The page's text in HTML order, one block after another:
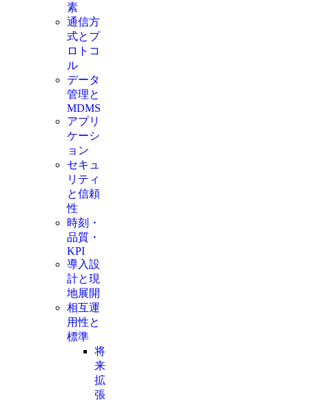
素
通信方
式とプ
ロトコ
ル
データ
管理と
MDMS
アプリ
ケーシ
ョン
セキュ
リティ
と信頼
性
時刻・
品質・
KPI
導入設
計と現
地展開
相互運
用性と
標準
将
来
拡
張